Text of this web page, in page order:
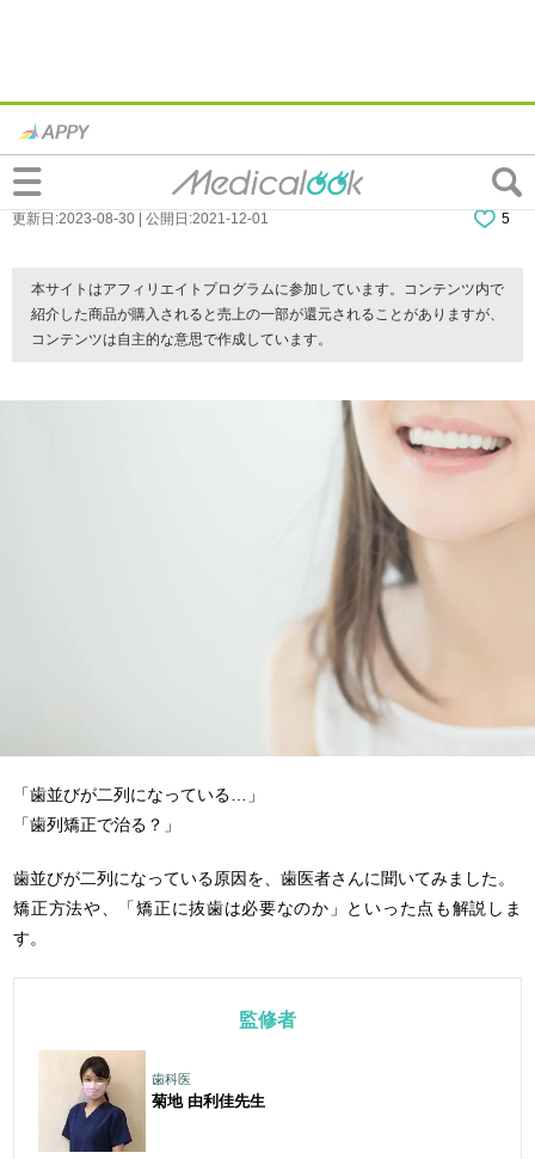
なぜ？歯並びが二列になる原因｜二重歯列
を治す矯正方法は？抜歯は必要？費用は？
更新日:2023-08-30 | 公開日:2021-12-01 5
本サイトはアフィリエイトプログラムに参加しています。コンテンツ内で
紹介した商品が購入されると売上の一部が還元されることがありますが、
コンテンツは自主的な意思で作成しています。
「歯並びが二列になっている…」
「歯列矯正で治る？」
歯並びが二列になっている原因を、歯医者さんに聞いてみました。
矯正方法や、「矯正に抜歯は必要なのか」といった点も解説しま
す。
監修者
歯科医
菊地 由利佳先生